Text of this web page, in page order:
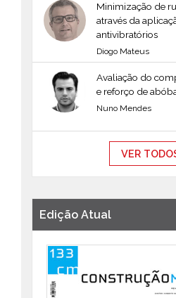
Minimização de
através da
antivibratórios
Diogo Mateus
Avaliação do
e reforço de
Nuno Mendes
VER
Edição Atual